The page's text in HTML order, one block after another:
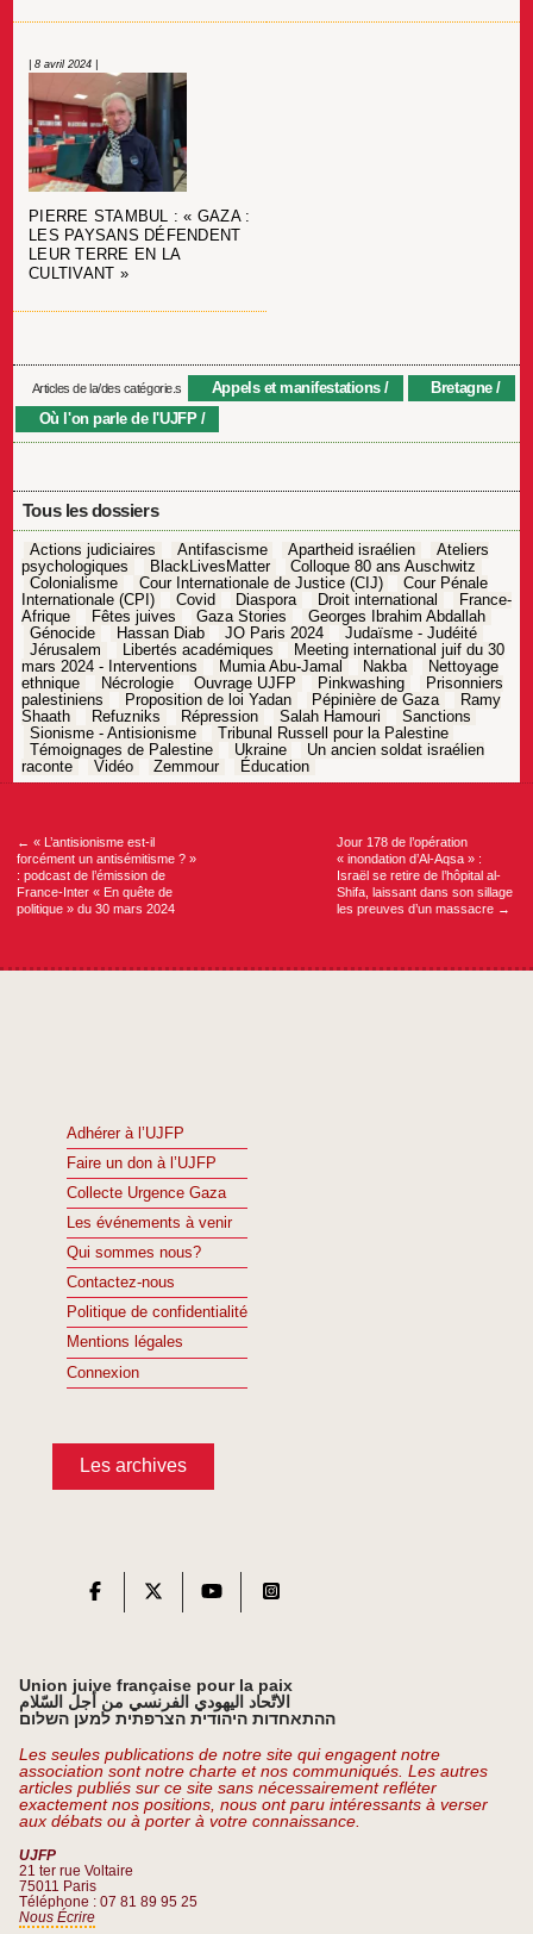
| 8 avril 2024 |
PIERRE STAMBUL : « GAZA :
LES PAYSANS DÉFENDENT
LEUR TERRE EN LA
CULTIVANT »
Articles de la/des catégorie.s Appels et manifestations
Bretagne
Où l'on parle de l'UJFP
Tous les dossiers
Actions judiciaires Antifascisme Apartheid israélien
Ateliers
psychologiques
BlackLivesMatter
Colloque 80 ans Auschwitz
Colonialisme
Cour Internationale de Justice (CIJ)
Cour Pénale
Internationale (CPI)
Covid Diaspora Droit international
France-
Afrique
Fêtes juives Gaza Stories
Georges Ibrahim Abdallah
Génocide
Hassan Diab JO Paris 2024
Judaïsme - Judéité
Jérusalem
Libertés académiques
Meeting international juif du 30
mars 2024 - Interventions
Mumia Abu-Jamal Nakba
Nettoyage
ethnique
Nécrologie Ouvrage UJFP Pinkwashing
Prisonniers
palestiniens
Proposition de loi Yadan Pépinière de Gaza
Ramy
Shaath
Refuzniks Répression Salah Hamouri
Sanctions
Sionisme - Antisionisme
Tribunal Russell pour la Palestine
Témoignages de Palestine
Ukraine
Un ancien soldat israélien
raconte
Vidéo Zemmour Éducation
Navigation
← « L’antisionisme est-il
forcément un antisémitisme ? »
: podcast de l’émission de
France-Inter « En quête de
politique » du 30 mars 2024
Jour 178 de l’opération
« inondation d’Al-Aqsa » :
Israël se retire de l’hôpital al-
Shifa, laissant dans son sillage
les preuves d’un massacre →
Adhérer à l’UJFP
Faire un don à l’UJFP
Collecte Urgence Gaza
Les événements à venir
Qui sommes nous?
Contactez-nous
Politique de confidentialité
Mentions légales
Connexion
Les archives
Union juive française pour la paix
الاتّحاد اليهودي الفرنسي من أجل السّلام
ההתאחדות היהודית הצרפתית למען השלום
Les seules publications de notre site qui engagent notre
association sont notre charte et nos communiqués. Les autres
articles publiés sur ce site sans nécessairement refléter
exactement nos positions, nous ont paru intéressants à verser
aux débats ou à porter à votre connaissance.
UJFP
21 ter rue Voltaire
75011 Paris
Téléphone : 07 81 89 95 25
Nous Écrire